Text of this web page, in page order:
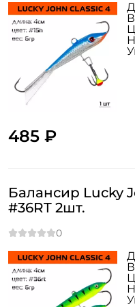
485 ₽
Балансир Lucky
#36RT 2шт.